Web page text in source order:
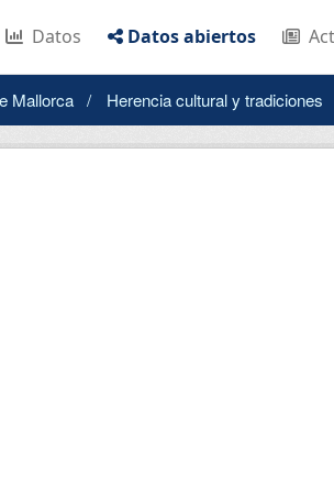
Datos Datos abiertos
Mallorca Herencia cultural y tradiciones